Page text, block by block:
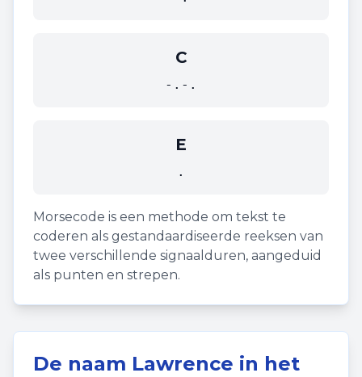
C
-.-.
E
.
Morsecode is een methode om tekst te
coderen als gestandaardiseerde reeksen van
twee verschillende signaalduren, aangeduid
als punten en strepen.
De naam Lawrence in het